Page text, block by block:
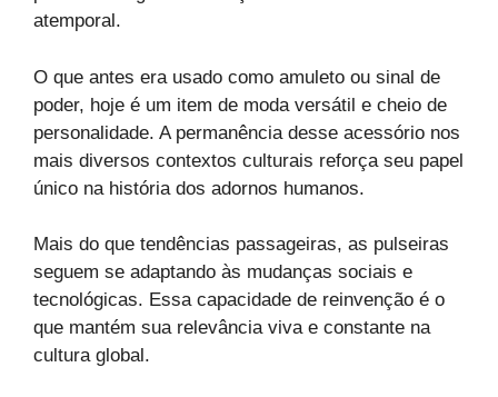
atemporal.
O que antes era usado como amuleto ou sinal de
poder, hoje é um item de moda versátil e cheio de
personalidade. A permanência desse acessório nos
mais diversos contextos culturais reforça seu papel
único na história dos adornos humanos.
Mais do que tendências passageiras, as pulseiras
seguem se adaptando às mudanças sociais e
tecnológicas. Essa capacidade de reinvenção é o
que mantém sua relevância viva e constante na
cultura global.